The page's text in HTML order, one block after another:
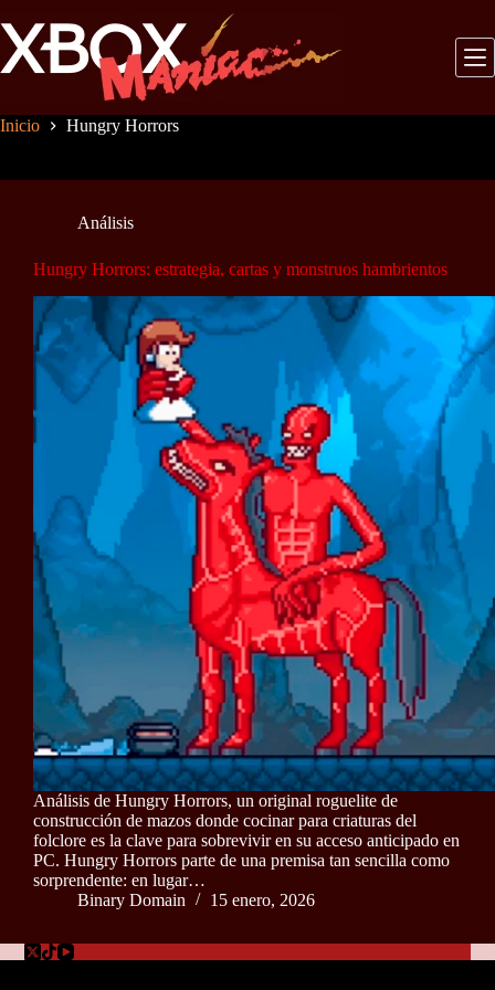
al
contenido
Inicio Hungry Horrors
Análisis
Hungry Horrors: estrategia, cartas y monstruos hambrientos
Análisis de Hungry Horrors, un original roguelite de
construcción de mazos donde cocinar para criaturas del
folclore es la clave para sobrevivir en su acceso anticipado en
PC. Hungry Horrors parte de una premisa tan sencilla como
sorprendente: en lugar…
Binary Domain
15 enero, 2026